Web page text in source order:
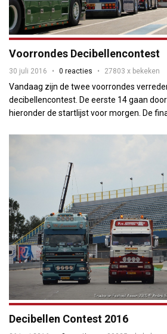
Voorrondes Decibellencontest
30 juli 2016 0 reacties 27803 x bekeken
Vandaag zijn de twee voorrondes
decibellencontest. De eerste 14 gaan
hieronder de startlijst voor morgen. De
Decibellen Contest 2016